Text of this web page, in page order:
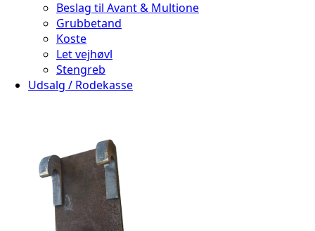
Beslag til Avant & Multione
Grubbetand
Koste
Let vejhøvl
Stengreb
Udsalg / Rodekasse